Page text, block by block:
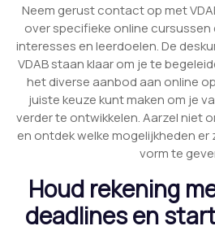
Neem gerust contact op met
over specifieke online
interesses en leerdoelen. De
VDAB staan klaar om je te
het diverse aanbod aan online
juiste keuze kunt maken om je
verder te ontwikkelen. Aarzel niet
en ontdek welke mogelijkheden
vorm te
Houd rekening
deadlines en